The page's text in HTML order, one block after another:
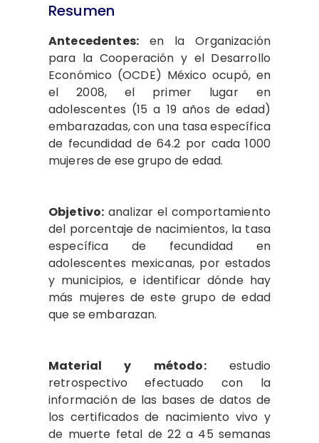
Resumen
Antecedentes:
en la Organización
para la Cooperación y el Desarrollo
Económico (OCDE) México ocupó, en
el 2008, el primer lugar en
adolescentes (15 a 19 años de edad)
embarazadas, con una tasa específica
de fecundidad de 64.2 por cada 1000
mujeres de ese grupo de edad.
Objetivo: analizar el comportamiento
del porcentaje de nacimientos, la tasa
específica de fecundidad en
adolescentes mexicanas, por estados
y municipios, e identificar dónde hay
más mujeres de este grupo de edad
que se embarazan.
Material y método:
estudio
retrospectivo efectuado con la
información de las bases de datos de
los certificados de nacimiento vivo y
de muerte fetal de 22 a 45 semanas